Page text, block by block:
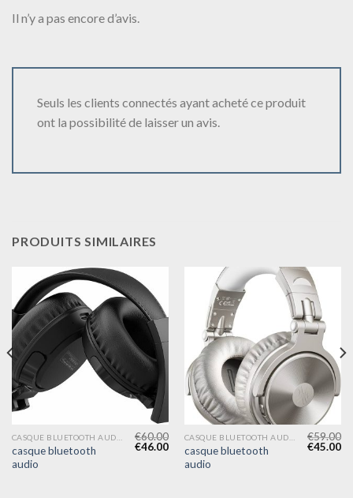
Il n’y a pas encore d’avis.
Seuls les clients connectés ayant acheté ce produit
ont la possibilité de laisser un avis.
PRODUITS SIMILAIRES
casque bluetooth
audio
€60.00
€46.00
casque bluetooth
audio
€59.00
€45.00